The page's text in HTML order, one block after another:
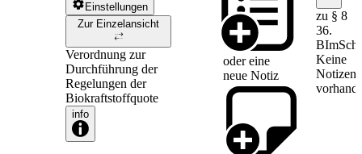
Einstellungen
Zur Einzelansicht
Verordnung zur
Durchführung der
Regelungen der
Biokraftstoffquote
info
oder eine
neue Notiz
zu § 8
36.
Keine
Notizen